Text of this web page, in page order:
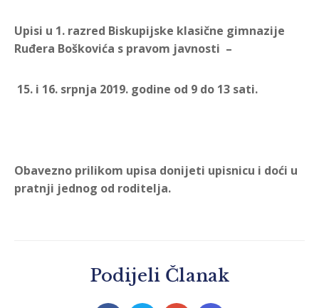
Upisi u 1. razred Biskupijske klasične gimnazije
Ruđera Boškovića s pravom javnosti –
15. i 16. srpnja 2019. godine od 9 do 13 sati.
Obavezno prilikom upisa donijeti upisnicu i doći u
pratnji jednog od roditelja.
Podijeli Članak